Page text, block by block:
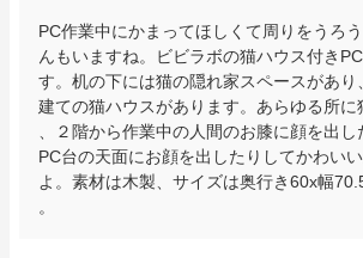
PC作業中にかまってほしくて周りをうろ
んもいますね。ビビラボの猫ハウス付き
す。机の下には猫の隠れ家スペースがあり
建ての猫ハウスがあります。あらゆる所に
、２階から作業中の人間のお膝に顔を出
PC台の天面にお顔を出したりしてかわい
よ。素材は木製、サイズは奥行き60x幅
。